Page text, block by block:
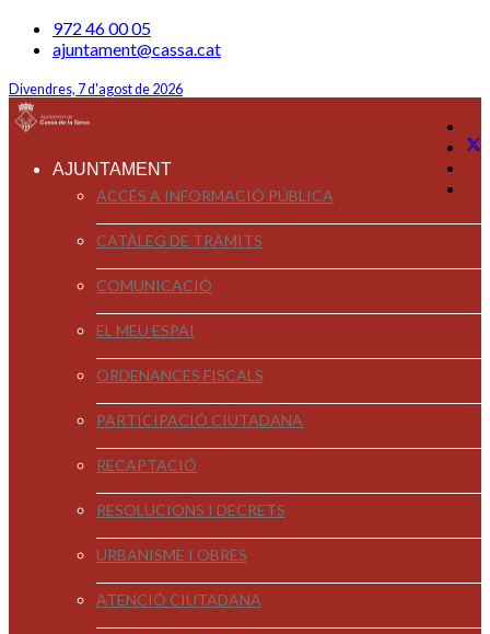
972 46 00 05
ajuntament@cassa.cat
Divendres, 7 d'agost de 2026
AJUNTAMENT
ACCÉS A INFORMACIÓ PÚBLICA
CATÀLEG DE TRÀMITS
COMUNICACIÓ
EL MEU ESPAI
ORDENANCES FISCALS
PARTICIPACIÓ CIUTADANA
RECAPTACIÓ
RESOLUCIONS I DECRETS
URBANISME I OBRES
ATENCIÓ CIUTADANA